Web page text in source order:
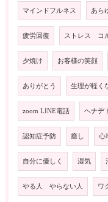
マインドフルネス あら
疲労回復 ストレス コ
夕焼け お客様の笑顔
ありがとう 生理が軽く
zoom LINE電話 ヘナデ
認知症予防 癒し 心
自分に優しく 湿気
やる人 やらない人 ワ